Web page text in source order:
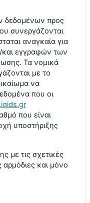
δεδομένων προς
συνεργάζονται
αναγκαία για
και εγγραφών των
Τα νομικά
με το
να
που οι
.iqids.gr
που είναι
υποστήριξης
με τις σχετικές
αρμόδιες και μόνο